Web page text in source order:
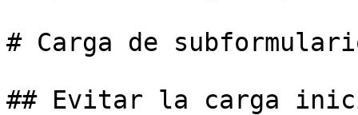
# Carga de
## Evitar la carga